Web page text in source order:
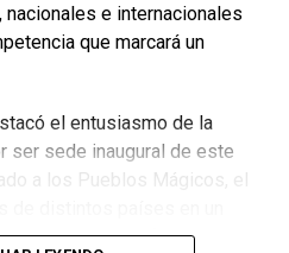
e internacionales
que marcará un
el entusiasmo de la
ser sede inaugural de este
a los Pueblos Mágicos, el
natural, infraestructura